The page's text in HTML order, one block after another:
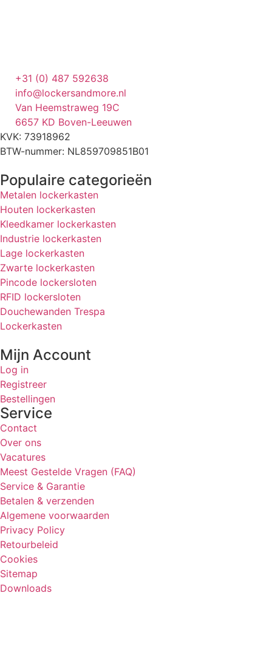
+31 (0) 487 592638
info@lockersandmore.nl
Van Heemstraweg 19C
6657 KD Boven-Leeuwen
KVK: 73918962
BTW-nummer: NL859709851B01
Populaire categorieën
Metalen lockerkasten
Houten lockerkasten
Kleedkamer lockerkasten
Industrie lockerkasten
Lage lockerkasten
Zwarte lockerkasten
Pincode lockersloten
RFID lockersloten
Douchewanden Trespa
Lockerkasten
Mijn Account
Log in
Registreer
Bestellingen
Service
Contact
Over ons
Vacatures
Meest Gestelde Vragen (FAQ)
Service & Garantie
Betalen & verzenden
Algemene voorwaarden
Privacy Policy
Retourbeleid
Cookies
Sitemap
Downloads